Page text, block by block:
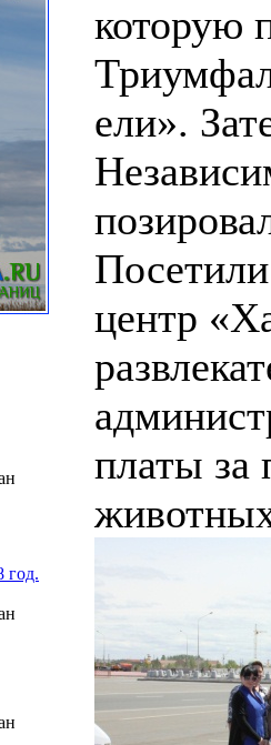
которую
ели».
центр
платы за